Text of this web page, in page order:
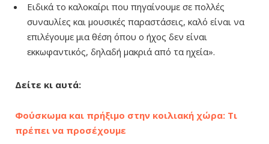
Ειδικά το καλοκαίρι που πηγαίνουμε σε πολλές
συναυλίες και μουσικές παραστάσεις, καλό είναι να
επιλέγουμε μια θέση όπου ο ήχος δεν είναι
εκκωφαντικός, δηλαδή μακριά από τα ηχεία».
Δείτε κι αυτά:
Φούσκωμα και πρήξιμο στην κοιλιακή χώρα: Τι
πρέπει να προσέχουμε